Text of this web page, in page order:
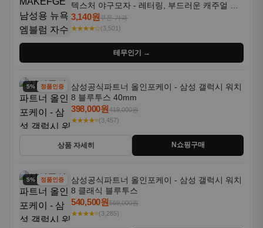
텍스처 야구모자 - 레터링, 부드러운 캐주얼 모
자, NYC 스타일
3,140원쿠폰 가격
★★★★☆(3,501)
테무인기 →
5% 할인정품인증
삼성공식파트너 올인포케이 - 삼성 갤럭시 워치
8 블루투스 40mm
398,000원419,000원
★★★★⭐(3,457)
상품 자세히 N쇼핑구매
5% 할인정품인증
삼성공식파트너 올인포케이 - 삼성 갤럭시 워치
8 클래식 블루투스
540,500원569,000원
★★★★⭐(3,285)